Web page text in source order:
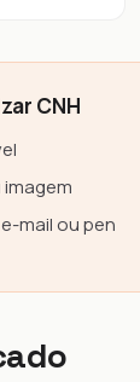
CNH
mail ou pen